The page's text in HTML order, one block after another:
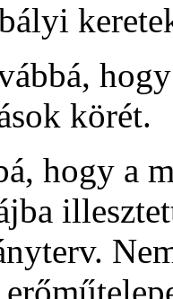
körét.
hogy a